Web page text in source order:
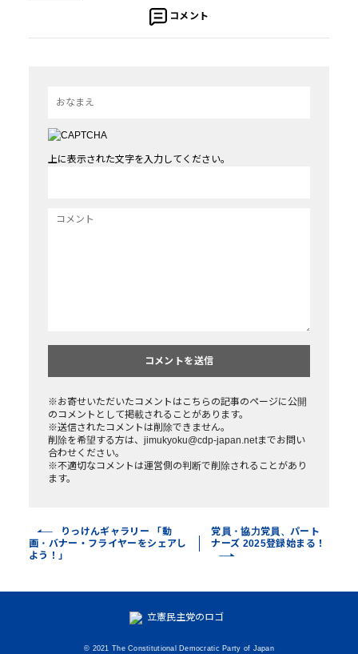
コメント
上に表示された文字を入力してください。
※お寄せいただいたコメントはこちらの記事のページに公開
のコメントとして掲載されることがあります。
※送信されたコメントは削除できません。
削除を希望する方は、jimukyoku@cdp-japan.netまでお問い
合わせください。
※不適切なコメントは運営側の判断で削除されることがあり
ます。
りっけんギャラリー 「動
画・バナー・フライヤーをシェアし
よう！」
党員・協力党員、パート
ナーズ 2025登録始まる！
© 2021 The Constitutional Democratic Party of Japan